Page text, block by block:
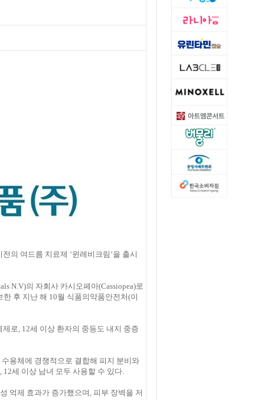
의 여드름 치료제 ‘윈레비크림’을 출시
N.V)의 자회사 카시오페아(Cassiopea)로
후 지난 해 10월 식품의약품안전처(이
로, 12세 이상 환자의 중등도 내지 중증
용체에 경쟁적으로 결합해 피지 분비와
세 이상 남녀 모두 사용할 수 있다.
억제 효과가 증가했으며, 피부 장벽을 저